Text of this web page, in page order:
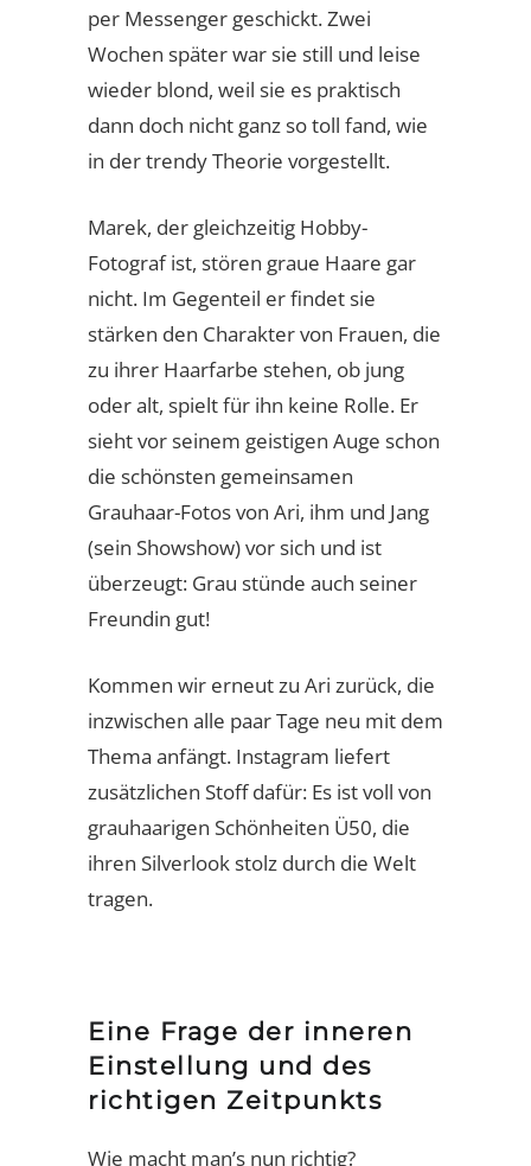
per Messenger geschickt. Zwei
Wochen später war sie still und leise
wieder blond, weil sie es praktisch
dann doch nicht ganz so toll fand, wie
in der trendy Theorie vorgestellt.
Marek, der gleichzeitig Hobby-
Fotograf ist, stören graue Haare gar
nicht. Im Gegenteil er findet sie
stärken den Charakter von Frauen, die
zu ihrer Haarfarbe stehen, ob jung
oder alt, spielt für ihn keine Rolle. Er
sieht vor seinem geistigen Auge schon
die schönsten gemeinsamen
Grauhaar-Fotos von Ari, ihm und Jang
(sein Showshow) vor sich und ist
überzeugt: Grau stünde auch seiner
Freundin gut!
Kommen wir erneut zu Ari zurück, die
inzwischen alle paar Tage neu mit dem
Thema anfängt. Instagram liefert
zusätzlichen Stoff dafür: Es ist voll von
grauhaarigen Schönheiten Ü50, die
ihren Silverlook stolz durch die Welt
tragen.
Eine Frage der inneren
Einstellung und des
richtigen Zeitpunkts
Wie macht man’s nun richtig?